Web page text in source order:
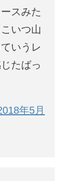
スみた
いつ山
いうレ
たばっ
年5月